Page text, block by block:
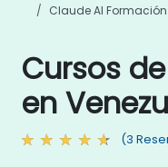
Claude AI Formación
Cursos
en
(3